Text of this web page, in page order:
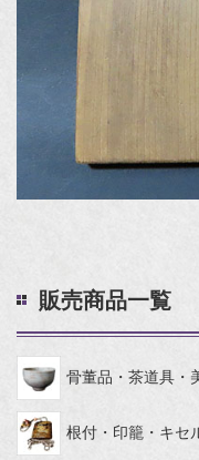
販売商品一覧
骨董品・茶道具・
根付・印籠・キセ